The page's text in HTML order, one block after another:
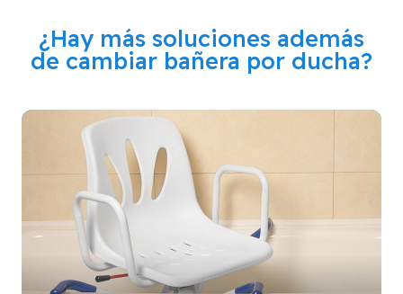
¿Hay más soluciones además
de cambiar bañera por ducha?